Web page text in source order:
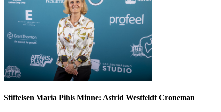
Stiftelsen Maria Pihls Minne: Astrid Westfeldt Croneman